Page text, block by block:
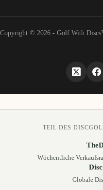
Copyright © 2026 - Golf With
TEIL DES
Wöchentliche
Globale